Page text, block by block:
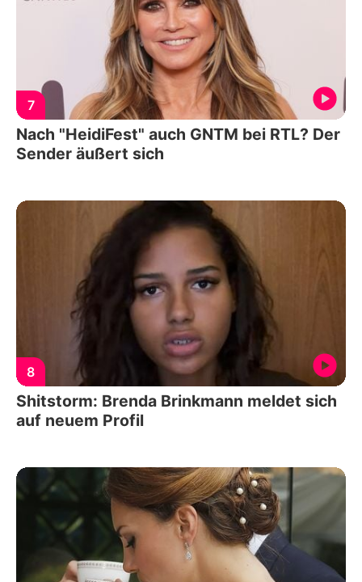
7
Nach "HeidiFest" auch GNTM bei RTL? Der
Sender äußert sich
8
Shitstorm: Brenda Brinkmann meldet sich
auf neuem Profil